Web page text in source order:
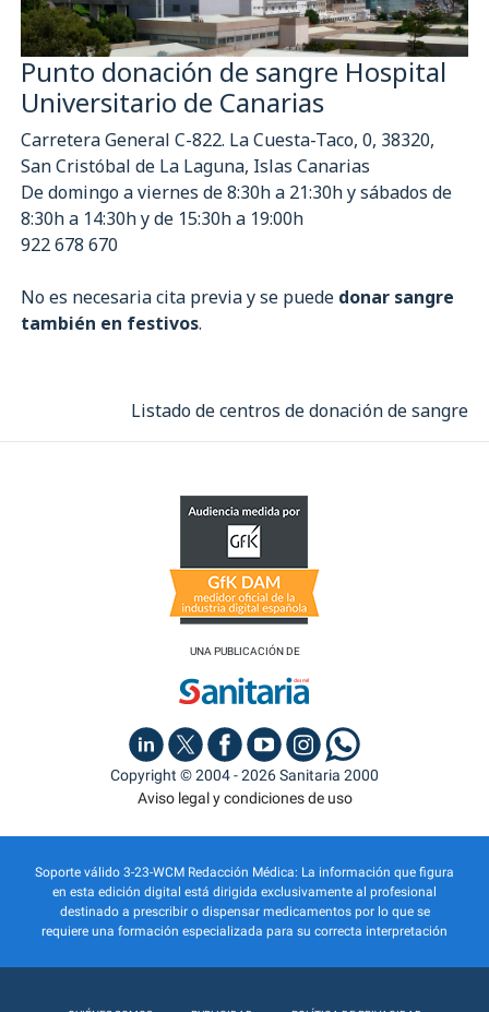
Punto donación de sangre Hospital
Universitario de Canarias
Carretera General C-822. La Cuesta-Taco, 0, 38320,
San Cristóbal de La Laguna, Islas Canarias
De domingo a viernes de 8:30h a 21:30h y sábados de
8:30h a 14:30h y de 15:30h a 19:00h
922 678 670
No es necesaria cita previa y se puede donar sangre
también en festivos.
Listado de centros de donación de sangre
UNA PUBLICACIÓN DE
Copyright © 2004 - 2026 Sanitaria 2000
Aviso legal y condiciones de uso
Soporte válido 3-23-WCM Redacción Médica: La información que figura
en esta edición digital está dirigida exclusivamente al profesional
destinado a prescribir o dispensar medicamentos por lo que se
requiere una formación especializada para su correcta interpretación